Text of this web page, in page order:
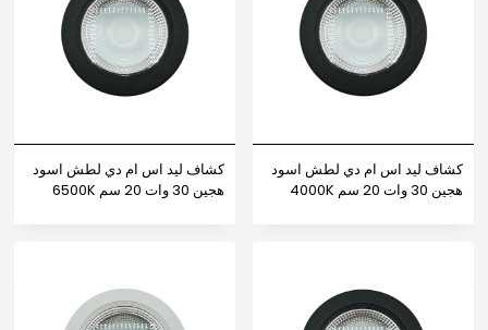
كشاف ليد اس ام دي لطش اسود
هجين 30 وات 20 سم 4000K
كشاف ليد اس ام دي لطش اسود
هجين 30 وات 20 سم 6500K